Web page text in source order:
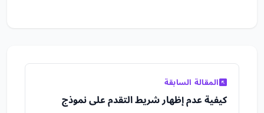
المقالة السابقة
كيفية عدم إظهار شريط التقدم على نموذج